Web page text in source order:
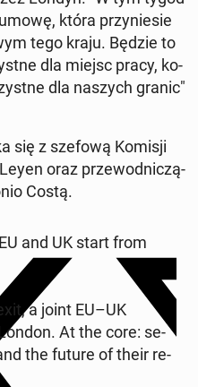
która przyniesie
tego kraju. Będzie to
dla miejsc pracy, ko­
dla naszych granic"
się z szefową Komisji
oraz prze­wod­niczą­
Costą.
and UK start from
a joint EU–UK
At the core: se­
the future of their re­